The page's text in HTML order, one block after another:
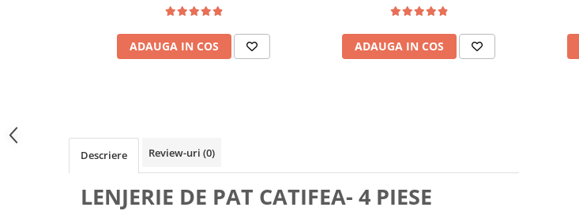
ADAUGA IN COS ADAUGA IN COS
Descriere Review-uri (0)
LENJERIE DE PAT CATIFEA- 4 PIESE